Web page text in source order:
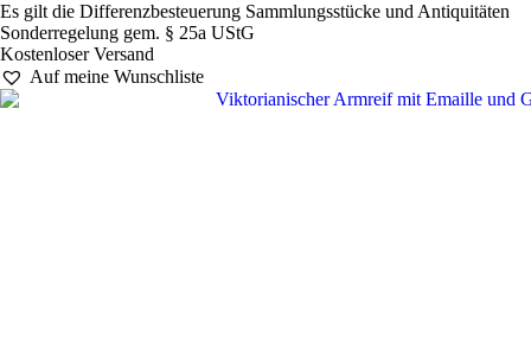
war:
€ 4.900,00
ist:
€ 3.920,00.
Es gilt die Differenzbesteuerung Sammlungsstücke und Antiquitäten
Sonderregelung gem. § 25a UStG
Kostenloser Versand
Auf meine Wunschliste